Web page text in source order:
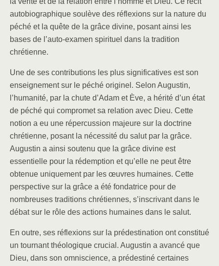
autobiographique soulève des réflexions sur la nature du
péché et la quête de la grâce divine, posant ainsi les
bases de l’auto-examen spirituel dans la tradition
chrétienne.
Une de ses contributions les plus significatives est son
enseignement sur le péché originel. Selon Augustin,
l’humanité, par la chute d’Adam et Ève, a hérité d’un état
de péché qui compromet sa relation avec Dieu. Cette
notion a eu une répercussion majeure sur la doctrine
chrétienne, posant la nécessité du salut par la grâce.
Augustin a ainsi soutenu que la grâce divine est
essentielle pour la rédemption et qu’elle ne peut être
obtenue uniquement par les œuvres humaines. Cette
perspective sur la grâce a été fondatrice pour de
nombreuses traditions chrétiennes, s’inscrivant dans le
débat sur le rôle des actions humaines dans le salut.
En outre, ses réflexions sur la prédestination ont constitué
un tournant théologique crucial. Augustin a avancé que
Dieu, dans son omniscience, a prédestiné certaines